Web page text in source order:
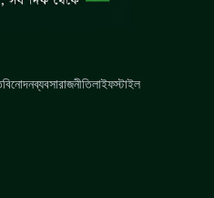
বিনোদনব্যবসারাজনীতিলাইফস্টাইল